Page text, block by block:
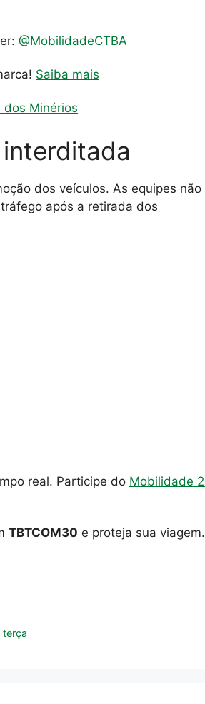
@MobilidadeCTBA
Saiba mais
Minérios
dos veículos. As equipes não
após a retirada dos
real. Participe do Mobilidade
TBTCOM30 e proteja sua viagem.
terça